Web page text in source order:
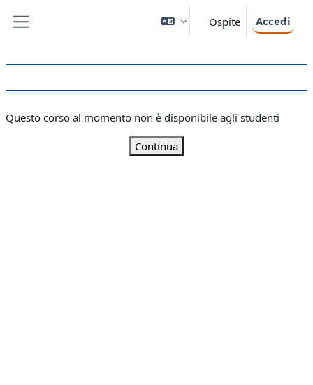
Ospite Accedi
Questo corso al momento non è disponibile agli studenti
Continua